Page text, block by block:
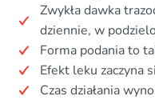
Zwykła dawka
dziennie, w
Forma podania to
Efekt leku zaczyna
Czas działania